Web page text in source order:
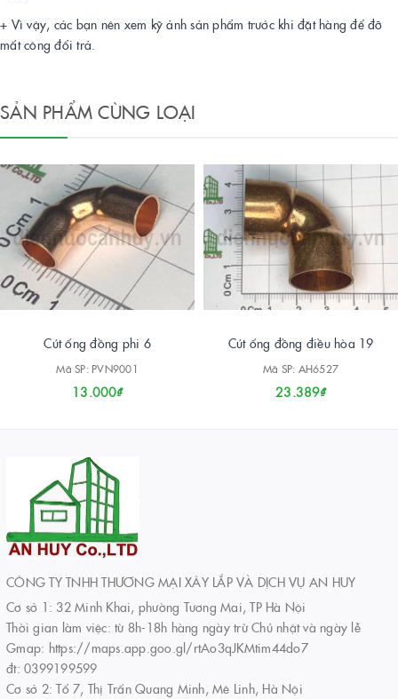
+ Vì vậy, các bạn nên xem kỹ ảnh sản phẩm trước khi đặt hàng để đỡ
mất công đổi trả.
SẢN PHẨM CÙNG LOẠI
Cút ống đồng phi 6
Mã SP: PVN9001
13.000₫
Cút ống đồng điều hòa 19
Mã SP: AH6527
23.389₫
CÔNG TY TNHH THƯƠNG MẠI XÂY LẮP VÀ DỊCH VỤ AN HUY
Cơ sở 1: 32 Minh Khai, phường Tương Mai, TP Hà Nội
Thời gian làm việc: từ 8h-18h hàng ngày trừ Chủ nhật và ngày lễ
Gmap: https://maps.app.goo.gl/rtAo3qJKMtim44do7
đt: 0399199599
Cơ sở 2: Tổ 7, Thị Trấn Quang Minh, Mê Linh, Hà Nội